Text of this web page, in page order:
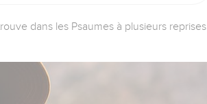
dans les Psaumes à plusieurs reprises.